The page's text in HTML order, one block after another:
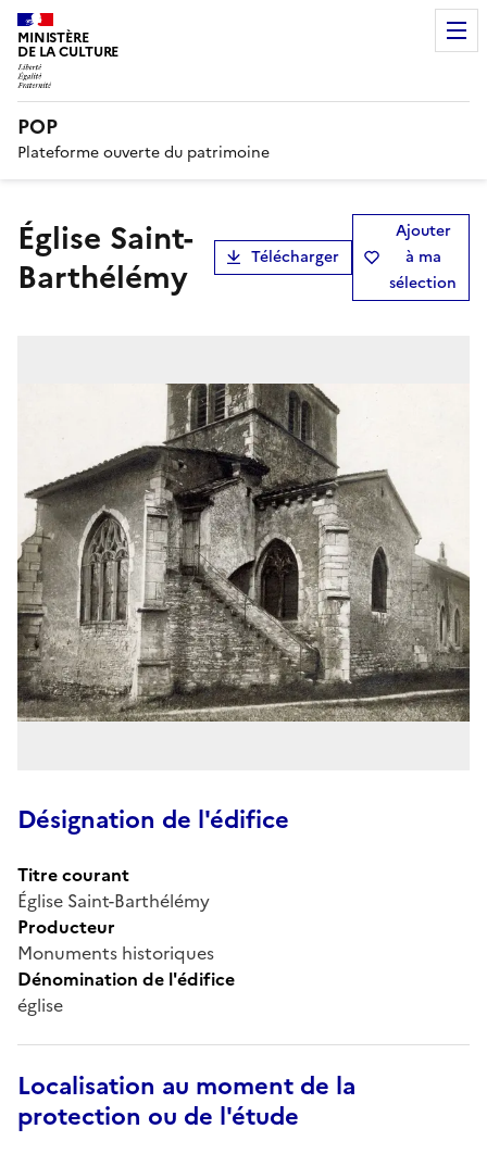
MINISTÈRE
DE LA CULTURE
POP
Plateforme ouverte du patrimoine
Église Saint-
Barthélémy
Télécharger
Ajouter
à ma
sélection
Désignation de l'édifice
Titre courant
Église Saint-Barthélémy
Producteur
Monuments historiques
Dénomination de l'édifice
église
Localisation au moment de la
protection ou de l'étude